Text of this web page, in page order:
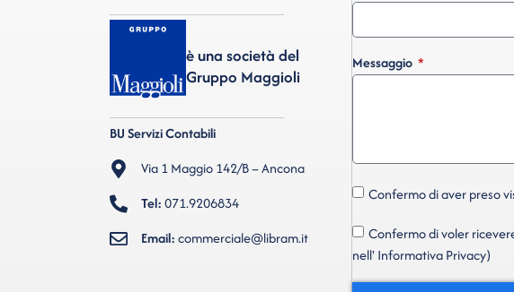
è una società del
Gruppo Maggioli
BU Servizi Contabili
Via 1 Maggio 142/B – Ancona
Tel:071.9206834
Email:commerciale@libram.it
Messaggio
Confermo di aver preso
Confermo di voler
nell' Informativa Privacy)